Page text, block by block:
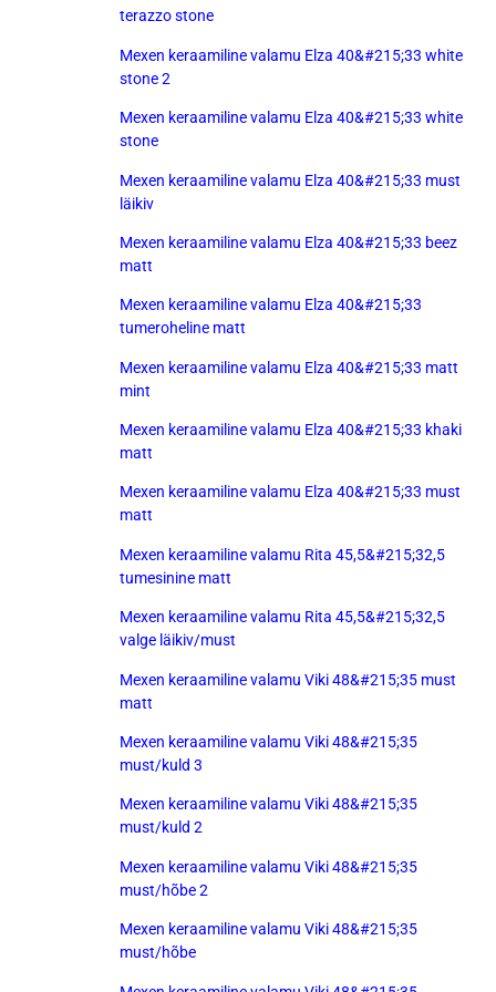
terazzo stone
Mexen keraamiline valamu Elza 40&#215;33 white
stone 2
Mexen keraamiline valamu Elza 40&#215;33 white
stone
Mexen keraamiline valamu Elza 40&#215;33 must
läikiv
Mexen keraamiline valamu Elza 40&#215;33 beez
matt
Mexen keraamiline valamu Elza 40&#215;33
tumeroheline matt
Mexen keraamiline valamu Elza 40&#215;33 matt
mint
Mexen keraamiline valamu Elza 40&#215;33 khaki
matt
Mexen keraamiline valamu Elza 40&#215;33 must
matt
Mexen keraamiline valamu Rita 45,5&#215;32,5
tumesinine matt
Mexen keraamiline valamu Rita 45,5&#215;32,5
valge läikiv/must
Mexen keraamiline valamu Viki 48&#215;35 must
matt
Mexen keraamiline valamu Viki 48&#215;35
must/kuld 3
Mexen keraamiline valamu Viki 48&#215;35
must/kuld 2
Mexen keraamiline valamu Viki 48&#215;35
must/hõbe 2
Mexen keraamiline valamu Viki 48&#215;35
must/hõbe